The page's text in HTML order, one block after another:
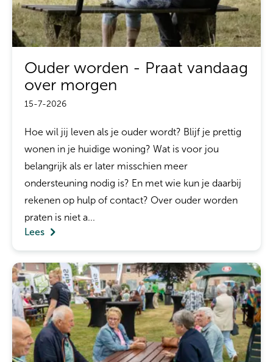
Ouder worden - Praat vandaag
over morgen
15-7-2026
Hoe wil jij leven als je ouder wordt? Blijf je prettig
wonen in je huidige woning? Wat is voor jou
belangrijk als er later misschien meer
ondersteuning nodig is? En met wie kun je daarbij
rekenen op hulp of contact? Over ouder worden
praten is niet a...
Lees